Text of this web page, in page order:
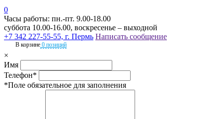
0
Часы работы: пн.-пт. 9.00-18.00
суббота 10.00-16.00, воскресенье – выходной
+7 342 227-55-55, г. Пермь Написать сообщение
В корзине 0 позиций
×
Имя
Телефон*
*Поле обязательное для заполнения